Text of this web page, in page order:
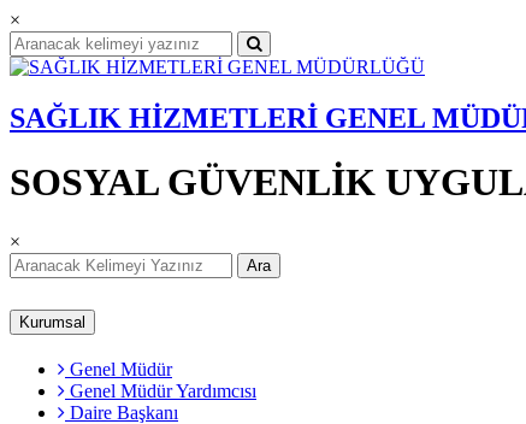
×
SAĞLIK HİZMETLERİ GENEL
SOSYAL GÜVENLİK
×
Ara
Kurumsal
Genel Müdür
Genel Müdür Yardımcısı
Daire Başkanı